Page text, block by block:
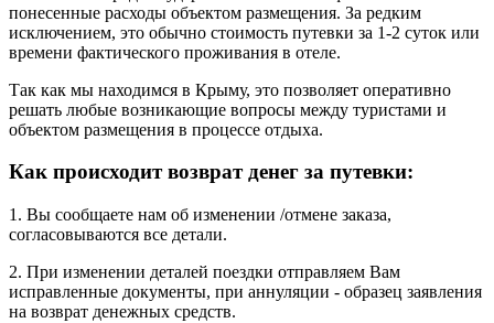
понесенные расходы объектом размещения. За редким
исключением, это обычно стоимость путевки за 1-2 суток или
времени фактического проживания в отеле.
Так как мы находимся в Крыму, это позволяет оперативно
решать любые возникающие вопросы между туристами и
объектом размещения в процессе отдыха.
Как происходит возврат денег за путевки:
1. Вы сообщаете нам об изменении /отмене заказа,
согласовываются все детали.
2. При изменении деталей поездки отправляем Вам
исправленные документы, при аннуляции - образец заявления
на возврат денежных средств.